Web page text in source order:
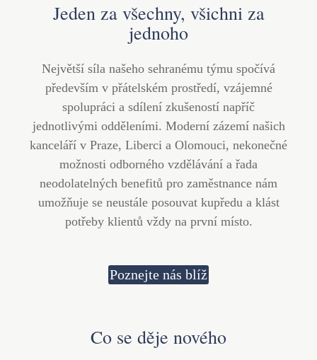
Jeden za všechny, všichni za
jednoho
Největší síla našeho sehranému týmu spočívá
především v přátelském prostředí, vzájemné
spolupráci a sdílení zkušeností napříč
jednotlivými odděleními. Moderní zázemí našich
kanceláří v Praze, Liberci a Olomouci, nekonečné
možnosti odborného vzdělávání a řada
neodolatelných benefitů pro zaměstnance nám
umožňuje se neustále posouvat kupředu a klást
potřeby klientů vždy na první místo.
Poznejte nás blíž
Co se děje nového